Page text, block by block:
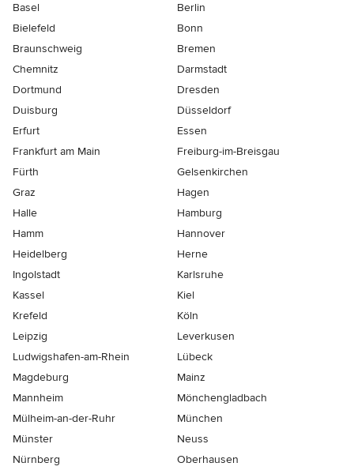
Basel
Berlin
Bielefeld
Bonn
Braunschweig
Bremen
Chemnitz
Darmstadt
Dortmund
Dresden
Duisburg
Düsseldorf
Erfurt
Essen
Frankfurt am Main
Freiburg-im-Breisgau
Fürth
Gelsenkirchen
Graz
Hagen
Halle
Hamburg
Hamm
Hannover
Heidelberg
Herne
Ingolstadt
Karlsruhe
Kassel
Kiel
Krefeld
Köln
Leipzig
Leverkusen
Ludwigshafen-am-Rhein
Lübeck
Magdeburg
Mainz
Mannheim
Mönchen­gladbach
Mülheim-an-der-Ruhr
München
Münster
Neuss
Nürnberg
Oberhausen